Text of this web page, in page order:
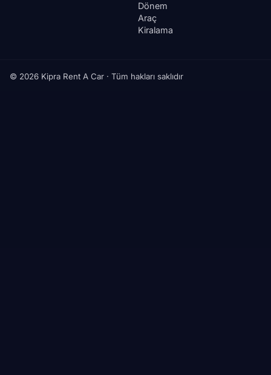
Dönem
Araç
Kiralama
© 2026 Kipra Rent A Car · Tüm hakları saklıdır